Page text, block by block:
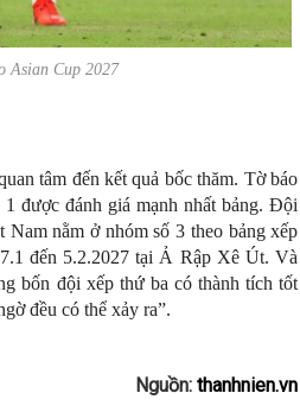
Asian Cup 2027
tâm đến kết quả bốc thăm. Tờ báo
được đánh giá mạnh nhất bảng. Đội
nằm ở nhóm số 3 theo bảng xếp
đến 5.2.2027 tại Ả Rập Xê Út. Và
bốn đội xếp thứ ba có thành tích tốt
đều có thể xảy ra”.
Nguồn:thanhnien.vn